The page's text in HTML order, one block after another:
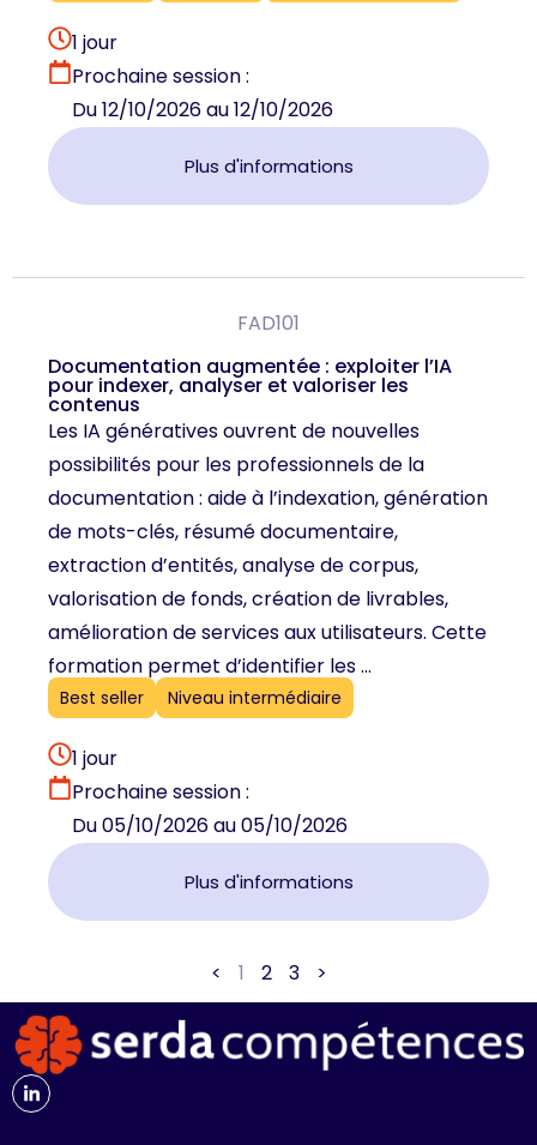
1 jour
Prochaine session :
Du 12/10/2026 au 12/10/2026
Plus d'informations
FAD101
Documentation augmentée : exploiter l’IA
pour indexer, analyser et valoriser les
contenus
Les IA génératives ouvrent de nouvelles
possibilités pour les professionnels de la
documentation : aide à l’indexation, génération
de mots-clés, résumé documentaire,
extraction d’entités, analyse de corpus,
valorisation de fonds, création de livrables,
amélioration de services aux utilisateurs. Cette
formation permet d’identifier les ...
Best seller Niveau intermédiaire
1 jour
Prochaine session :
Du 05/10/2026 au 05/10/2026
Plus d'informations
< 1 2 3 >